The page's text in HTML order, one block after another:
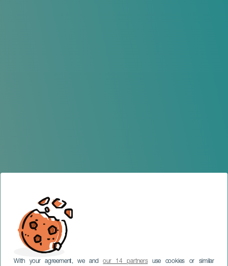
With your agreement, we andour 14 partnersuse cookies or similar